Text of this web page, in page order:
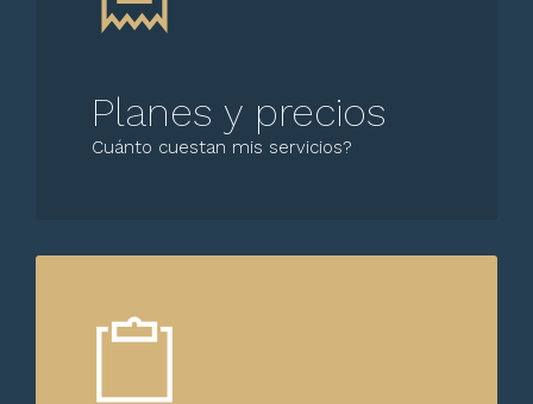
Planes y precios
Cuánto cuestan mis servicios?